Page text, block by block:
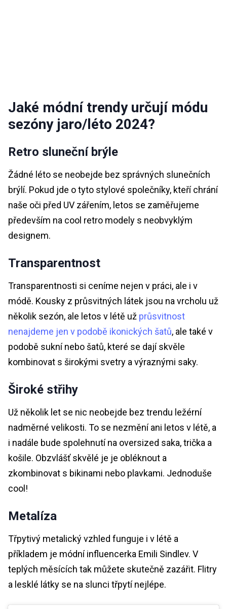
Jaké módní trendy určují módu
sezóny jaro/léto 2024?
Retro sluneční brýle
Žádné léto se neobejde bez správných slunečních
brýlí. Pokud jde o tyto stylové společníky, kteří chrání
naše oči před UV zářením, letos se zaměřujeme
především na cool retro modely s neobvyklým
designem.
Transparentnost
Transparentnosti si ceníme nejen v práci, ale i v
módě. Kousky z průsvitných látek jsou na vrcholu už
několik sezón, ale letos v létě už průsvitnost
nenajdeme jen v podobě ikonických šatů, ale také v
podobě sukní nebo šatů, které se dají skvěle
kombinovat s širokými svetry a výraznými saky.
Široké střihy
Už několik let se nic neobejde bez trendu ležérní
nadměrné velikosti. To se nezmění ani letos v létě, a
i nadále bude spolehnutí na oversized saka, trička a
košile. Obzvlášť skvělé je je obléknout a
zkombinovat s bikinami nebo plavkami. Jednoduše
cool!
Metalíza
Třpytivý metalický vzhled funguje i v létě a
příkladem je módní influencerka Emili Sindlev. V
teplých měsících tak můžete skutečně zazářit. Flitry
a lesklé látky se na slunci třpytí nejlépe.